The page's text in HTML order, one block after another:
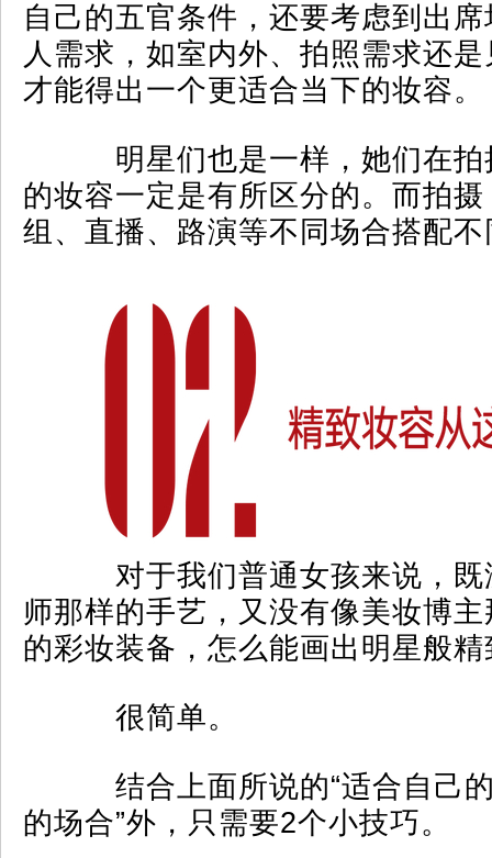
自己的五官条件，还要考虑到出
人需求，如室内外、拍照需求还
才能得出一个更适合当下的妆容。
明星们也是一样，她们在拍
的妆容一定是有所区分的。而拍
组、直播、路演等不同场合搭配
对于我们普通女孩来说，既
师那样的手艺，又没有像美妆博
的彩妆装备，怎么能画出明星般
很简单。
结合上面所说的“适合自己
的场合”外，只需要2个小技巧。